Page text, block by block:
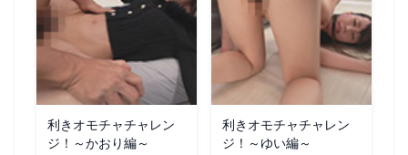
利きオモチャチャレン
ジ！～かおり編～
利きオモチャチャレン
ジ！～ゆい編～